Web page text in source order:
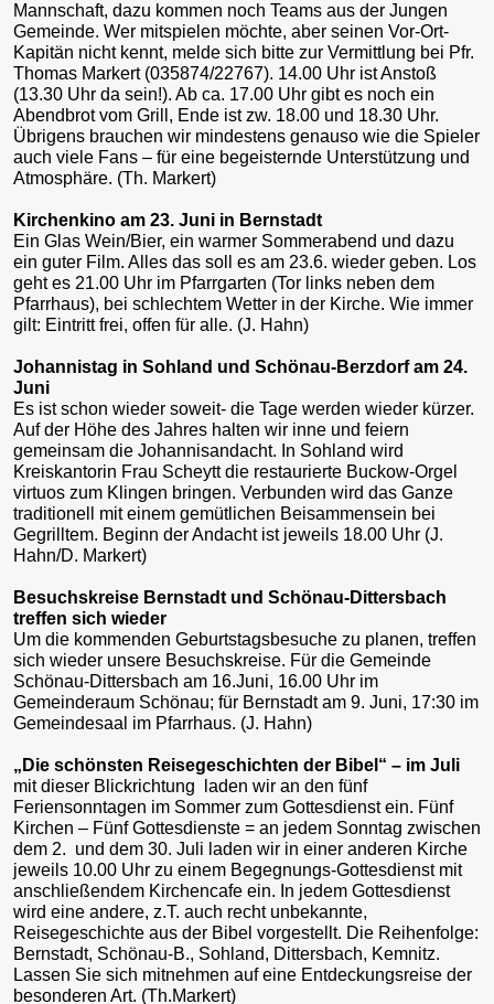
Mannschaft, dazu kommen noch Teams aus der Jungen
Gemeinde. Wer mitspielen möchte, aber seinen Vor-Ort-
Kapitän nicht kennt, melde sich bitte zur Vermittlung bei Pfr.
Thomas Markert (035874/22767). 14.00 Uhr ist Anstoß
(13.30 Uhr da sein!). Ab ca. 17.00 Uhr gibt es noch ein
Abendbrot vom Grill, Ende ist zw. 18.00 und 18.30 Uhr.
Übrigens brauchen wir mindestens genauso wie die Spieler
auch viele Fans – für eine begeisternde Unterstützung und
Atmosphäre. (Th. Markert)
Kirchenkino am 23. Juni in Bernstadt
Ein Glas Wein/Bier, ein warmer Sommerabend und dazu
ein guter Film. Alles das soll es am 23.6. wieder geben. Los
geht es 21.00 Uhr im Pfarrgarten (Tor links neben dem
Pfarrhaus), bei schlechtem Wetter in der Kirche. Wie immer
gilt: Eintritt frei, offen für alle. (J. Hahn)
Johannistag in Sohland und Schönau-Berzdorf am 24.
Juni
Es ist schon wieder soweit- die Tage werden wieder kürzer.
Auf der Höhe des Jahres halten wir inne und feiern
gemeinsam die Johannisandacht. In Sohland wird
Kreiskantorin Frau Scheytt die restaurierte Buckow-Orgel
virtuos zum Klingen bringen. Verbunden wird das Ganze
traditionell mit einem gemütlichen Beisammensein bei
Gegrilltem. Beginn der Andacht ist jeweils 18.00 Uhr (J.
Hahn/D. Markert)
Besuchskreise Bernstadt und Schönau-Dittersbach
treffen sich wieder
Um die kommenden Geburtstagsbesuche zu planen, treffen
sich wieder unsere Besuchskreise. Für die Gemeinde
Schönau-Dittersbach am 16.Juni, 16.00 Uhr im
Gemeinderaum Schönau; für Bernstadt am 9. Juni, 17:30 im
Gemeindesaal im Pfarrhaus. (J. Hahn)
„Die schönsten Reisegeschichten der Bibel“ – im Juli
mit dieser Blickrichtung laden wir an den fünf
Feriensonntagen im Sommer zum Gottesdienst ein. Fünf
Kirchen – Fünf Gottesdienste = an jedem Sonntag zwischen
dem 2. und dem 30. Juli laden wir in einer anderen Kirche
jeweils 10.00 Uhr zu einem Begegnungs-Gottesdienst mit
anschließendem Kirchencafe ein. In jedem Gottesdienst
wird eine andere, z.T. auch recht unbekannte,
Reisegeschichte aus der Bibel vorgestellt. Die Reihenfolge:
Bernstadt, Schönau-B., Sohland, Dittersbach, Kemnitz.
Lassen Sie sich mitnehmen auf eine Entdeckungsreise der
besonderen Art. (Th.Markert)